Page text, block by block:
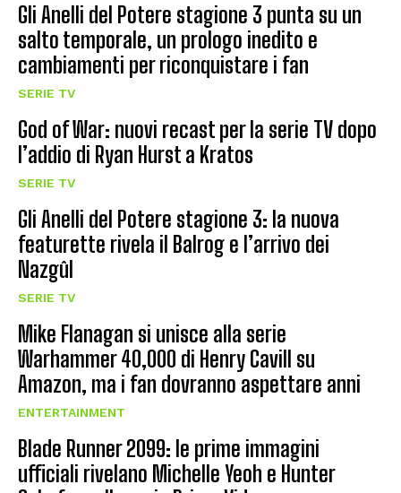
Gli Anelli del Potere stagione 3 punta su un
salto temporale, un prologo inedito e
cambiamenti per riconquistare i fan
SERIE TV
God of War: nuovi recast per la serie TV dopo
l’addio di Ryan Hurst a Kratos
SERIE TV
Gli Anelli del Potere stagione 3: la nuova
featurette rivela il Balrog e l’arrivo dei
Nazgûl
SERIE TV
Mike Flanagan si unisce alla serie
Warhammer 40,000 di Henry Cavill su
Amazon, ma i fan dovranno aspettare anni
ENTERTAINMENT
Blade Runner 2099: le prime immagini
ufficiali rivelano Michelle Yeoh e Hunter